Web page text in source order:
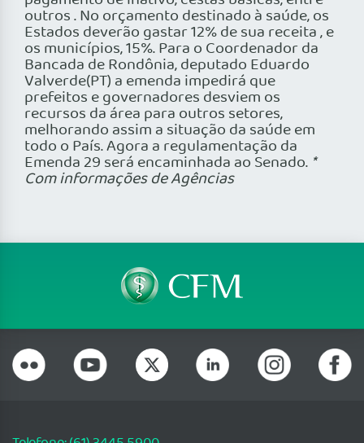
outros . No orçamento destinado à saúde, os
Estados deverão gastar 12% de sua receita , e
os municípios, 15%. Para o Coordenador da
Bancada de Rondônia, deputado Eduardo
Valverde(PT) a emenda impedirá que
prefeitos e governadores desviem os
recursos da área para outros setores,
melhorando assim a situação da saúde em
todo o País. Agora a regulamentação da
Emenda 29 será encaminhada ao Senado. *
Com informações de Agências